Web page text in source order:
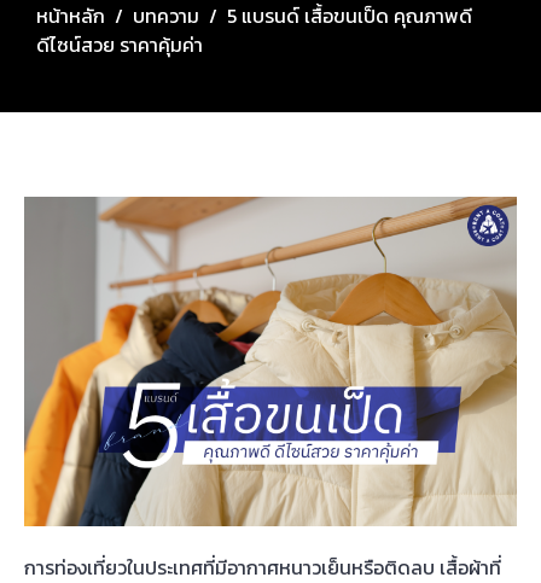
หน้าหลัก / บทความ / 5 แบรนด์ เสื้อขนเป็ด คุณภาพดี
ดีไซน์สวย ราคาคุ้มค่า
การท่องเที่ยวในประเทศที่มีอากาศหนาวเย็นหรือติดลบ เสื้อผ้าที่